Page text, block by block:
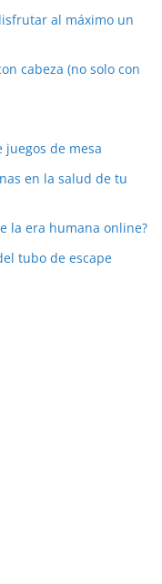
al máximo un
cabeza (no solo con
juegos de mesa
en la salud de tu
la era humana online?
tubo de escape